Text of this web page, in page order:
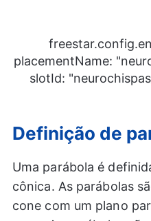
placementName:
slotId:
Definição de
Uma parábola é
cônica. As parábolas
cone com um plano